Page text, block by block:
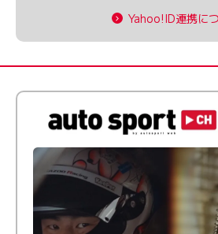
Yahoo!ID連携に